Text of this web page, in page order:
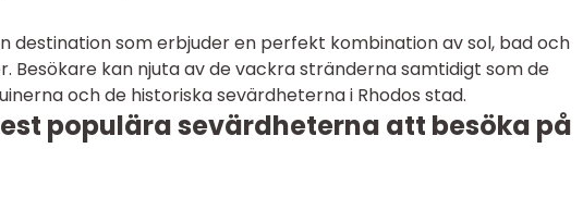
destination som erbjuder en perfekt kombination av sol, bad och
Besökare kan njuta av de vackra stränderna samtidigt som de
och de historiska sevärdheterna i Rhodos stad.
populära sevärdheterna att besöka på